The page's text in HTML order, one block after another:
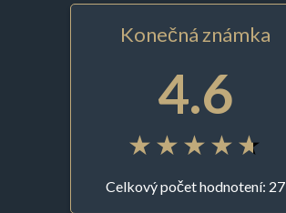
Konečná známka
4.6
Celkový počet hodnotení: 27